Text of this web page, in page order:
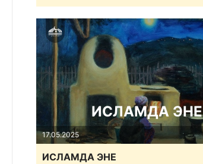
ИСЛАМДА ЭНЕ
17.05.2025
ИСЛАМДА ЭНЕ